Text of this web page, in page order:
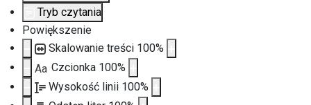
Tryb czytania
Powiększenie
Skalowanie treści 100%
Aa Czcionka 100%
Wysokość linii 100%